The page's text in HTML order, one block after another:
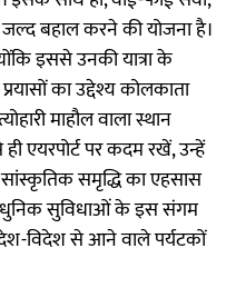
बहाल करने की योजना है।
इससे उनकी यात्रा के
का उद्देश्य कोलकाता
माहौल वाला स्थान
ही एयरपोर्ट पर कदम रखें, उन्हें
समृद्धि का एहसास
आधुनिक सुविधाओं के इस संगम
विदेश से आने वाले पर्यटकों